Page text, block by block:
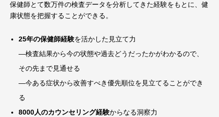
保健師とて数万件の検査データを分析してきた経験をもとに、健
康状態を把握することができる。
25年の保健師経験を活かした見立て力
―検査結果から今の状態や過去どうだったかがわかるので、
その先まで見通せる
―今ある症状から改善すべき優先順位を見立てることができ
る
8000人のカウンセリング経験からなる洞察力